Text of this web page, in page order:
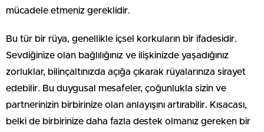
mücadele etmeniz gereklidir.
Bu tür bir rüya, genellikle içsel korkuların bir ifadesidir.
Sevdiğinize olan bağlılığınız ve ilişkinizde yaşadığınız
zorluklar, bilinçaltınızda açığa çıkarak rüyalarınıza sirayet
edebilir. Bu duygusal mesafeler, çoğunlukla sizin ve
partnerinizin birbirinize olan anlayışını artırabilir. Kısacası,
belki de birbirinize daha fazla destek olmanız gereken bir